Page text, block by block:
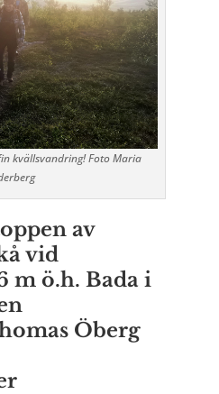
kvällsvandring! Foto Maria
av
vid
m ö.h. Bada i
Öberg